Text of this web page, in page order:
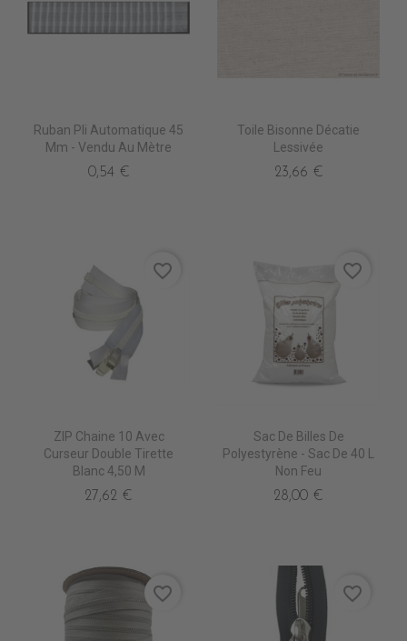
Ruban Pli Automatique 45
Mm - Vendu Au Mètre
0,54 €
Toile Bisonne Décatie
Lessivée
23,66 €
ZIP Chaine 10 Avec
Curseur Double Tirette
Blanc 4,50 M
27,62 €
favorite_border
Sac De Billes De
Polyestyrène - Sac De 40 L
Non Feu
28,00 €
favorite_border
favorite_border favorite_border